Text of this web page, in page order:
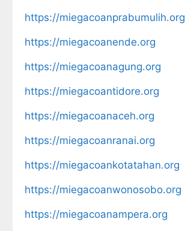
https://miegacoanprabumulih.org
https://miegacoanende.org
https://miegacoanagung.org
https://miegacoantidore.org
https://miegacoanaceh.org
https://miegacoanranai.org
https://miegacoankotatahan.org
https://miegacoanwonosobo.org
https://miegacoanampera.org